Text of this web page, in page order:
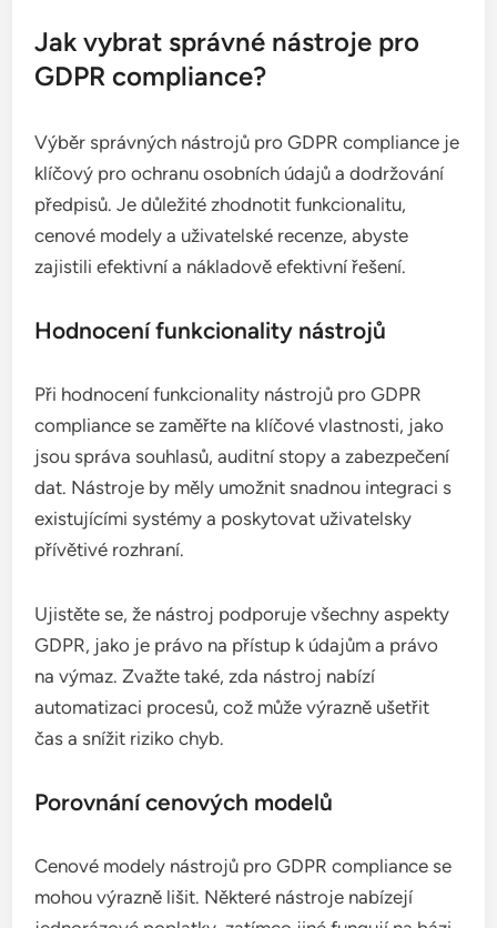
Jak vybrat správné nástroje pro
GDPR compliance?
Výběr správných nástrojů pro GDPR compliance je
předpisů. Je důležité zhodnotit funkcionalitu,
cenové modely a uživatelské recenze, abyste
zajistili efektivní a nákladově efektivní řešení.
Hodnocení funkcionality nástrojů
compliance se zaměřte na klíčové vlastnosti, jako
jsou správa souhlasů, auditní stopy a zabezpečení
dat. Nástroje by měly umožnit snadnou integraci s
existujícími systémy a poskytovat uživatelsky
přívětivé rozhraní.
Ujistěte se, že nástroj podporuje všechny aspekty
na výmaz. Zvažte také, zda nástroj nabízí
automatizaci procesů, což může výrazně ušetřit